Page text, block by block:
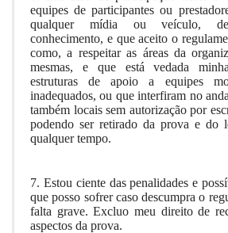
equipes de participantes ou
qualquer mídia ou veículo,
conhecimento, e que aceito o
como, a respeitar as áreas da
mesmas, e que está vedada
estruturas de apoio a equipes
inadequados, ou que interfiram no
também locais sem autorização por
podendo ser retirado da prova e do
qualquer tempo.
7. Estou ciente das penalidades e
que posso sofrer caso descumpra o
falta grave. Excluo meu direito de
aspectos da prova.